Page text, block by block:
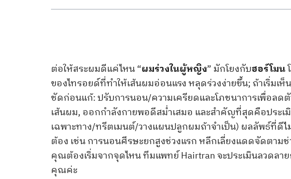
ต่อให้สระผมดีแค่ไหน “ผมร่วงในผู้หญิง” มักโยงกับฮอร์โมน
ของไทรอยด์ที่ทำให้เส้นผมอ่อนแรง หลุดร่วงง่ายขึ้น; ถ้าเริ่ม
ชัดก่อนแก้: ปรับการนอน/ความเครียดและโภชนาการเพื่อลด
เส้นผม, ออกกำลังกายพอดีสม่ำเสมอ และสำคัญที่สุดคือประ
เฉพาะทาง/ทรีตเมนต์/วางแผนปลูกผมถ้าจำเป็น) ผลลัพธ์ที่ดี
ต้อง เช่น การนอนศีรษะยกสูงช่วงแรก หลีกเลี่ยงแดดจัดตาม
คุณต้องเริ่มจากจุดไหน ทีมแพทย์ Hairtran จะประเมินลวดล
คุณค่ะ